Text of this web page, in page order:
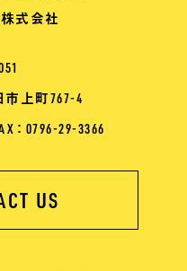
株式会社
上町767-4
： 0796-29-3366
US